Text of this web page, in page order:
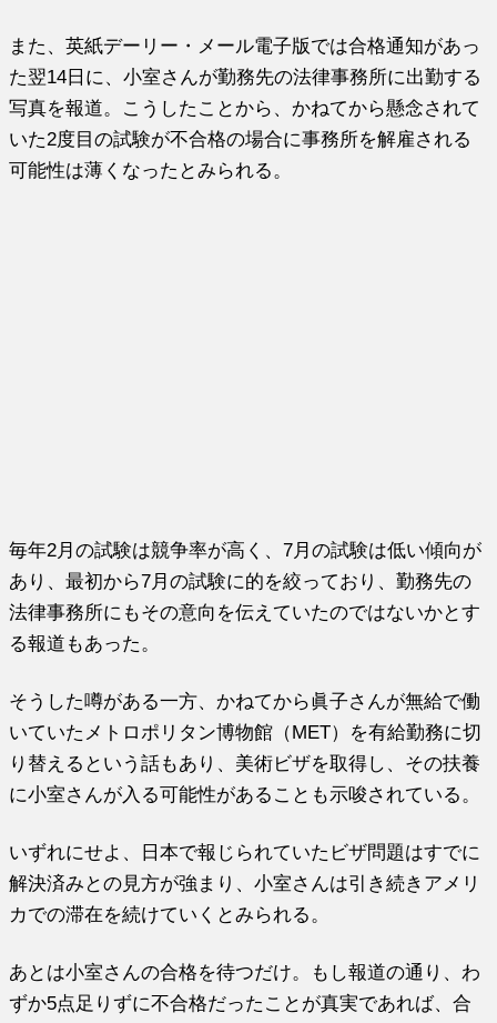
また、英紙デーリー・メール電子版では合格通知があっ
た翌14日に、小室さんが勤務先の法律事務所に出勤する
写真を報道。こうしたことから、かねてから懸念されて
いた2度目の試験が不合格の場合に事務所を解雇される
可能性は薄くなったとみられる。
毎年2月の試験は競争率が高く、7月の試験は低い傾向が
あり、最初から7月の試験に的を絞っており、勤務先の
法律事務所にもその意向を伝えていたのではないかとす
る報道もあった。
そうした噂がある一方、かねてから眞子さんが無給で働
いていたメトロポリタン博物館（MET）を有給勤務に切
り替えるという話もあり、美術ビザを取得し、その扶養
に小室さんが入る可能性があることも示唆されている。
いずれにせよ、日本で報じられていたビザ問題はすでに
解決済みとの見方が強まり、小室さんは引き続きアメリ
カでの滞在を続けていくとみられる。
あとは小室さんの合格を待つだけ。もし報道の通り、わ
ずか5点足りずに不合格だったことが真実であれば、合